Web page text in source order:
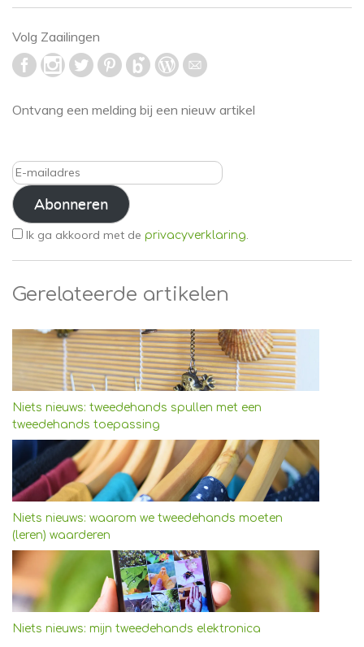
Volg Zaailingen
Ontvang een melding bij een nieuw artikel
E-
mailadresAbonneren
Ik ga akkoord met de privacyverklaring.
Gerelateerde artikelen
Niets nieuws: tweedehands spullen met een
tweedehands toepassing
Niets nieuws: waarom we tweedehands moeten
(leren) waarderen
Niets nieuws: mijn tweedehands elektronica